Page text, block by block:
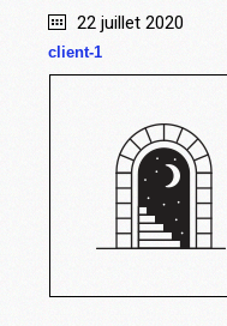
22 juillet 2020
client-1